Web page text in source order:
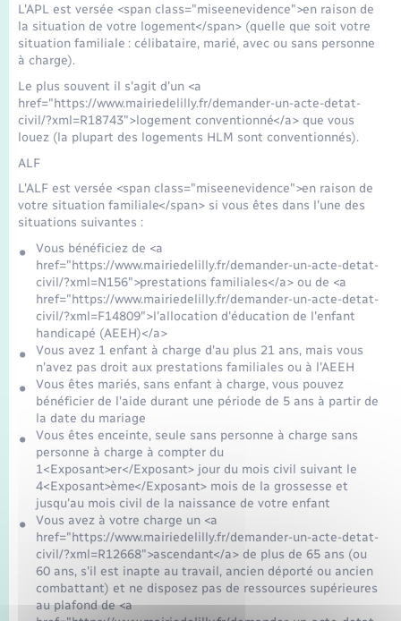
L'APL est versée <span class="miseenevidence">en raison de
la situation de votre logement</span> (quelle que soit votre
situation familiale : célibataire, marié, avec ou sans personne
à charge).
Le plus souvent il s'agit d'un <a
href="https://www.mairiedelilly.fr/demander-un-acte-detat-
civil/?xml=R18743">logement conventionné</a> que vous
louez (la plupart des logements HLM sont conventionnés).
ALF
L'ALF est versée <span class="miseenevidence">en raison de
votre situation familiale</span> si vous êtes dans l'une des
situations suivantes :
Vous bénéficiez de <a
href="https://www.mairiedelilly.fr/demander-un-acte-detat-
civil/?xml=N156">prestations familiales</a> ou de <a
href="https://www.mairiedelilly.fr/demander-un-acte-detat-
civil/?xml=F14809">l'allocation d'éducation de l'enfant
handicapé (AEEH)</a>
Vous avez 1 enfant à charge d'au plus 21 ans, mais vous
n'avez pas droit aux prestations familiales ou à l'AEEH
Vous êtes mariés, sans enfant à charge, vous pouvez
bénéficier de l'aide durant une période de 5 ans à partir de
la date du mariage
Vous êtes enceinte, seule sans personne à charge sans
personne à charge à compter du
1<Exposant>er</Exposant> jour du mois civil suivant le
4<Exposant>ème</Exposant> mois de la grossesse et
jusqu'au mois civil de la naissance de votre enfant
Vous avez à votre charge un <a
href="https://www.mairiedelilly.fr/demander-un-acte-detat-
civil/?xml=R12668">ascendant</a> de plus de 65 ans (ou
60 ans, s'il est inapte au travail, ancien déporté ou ancien
combattant) et ne disposez pas de ressources supérieures
au plafond de <a